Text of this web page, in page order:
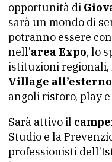
opportunità di
sarà un mondo di
potranno essere
nell’area Expo, lo
istituzioni regionali,
Village all’esterno
angoli ristoro, play
Sarà attivo il
Studio e la
professionisti